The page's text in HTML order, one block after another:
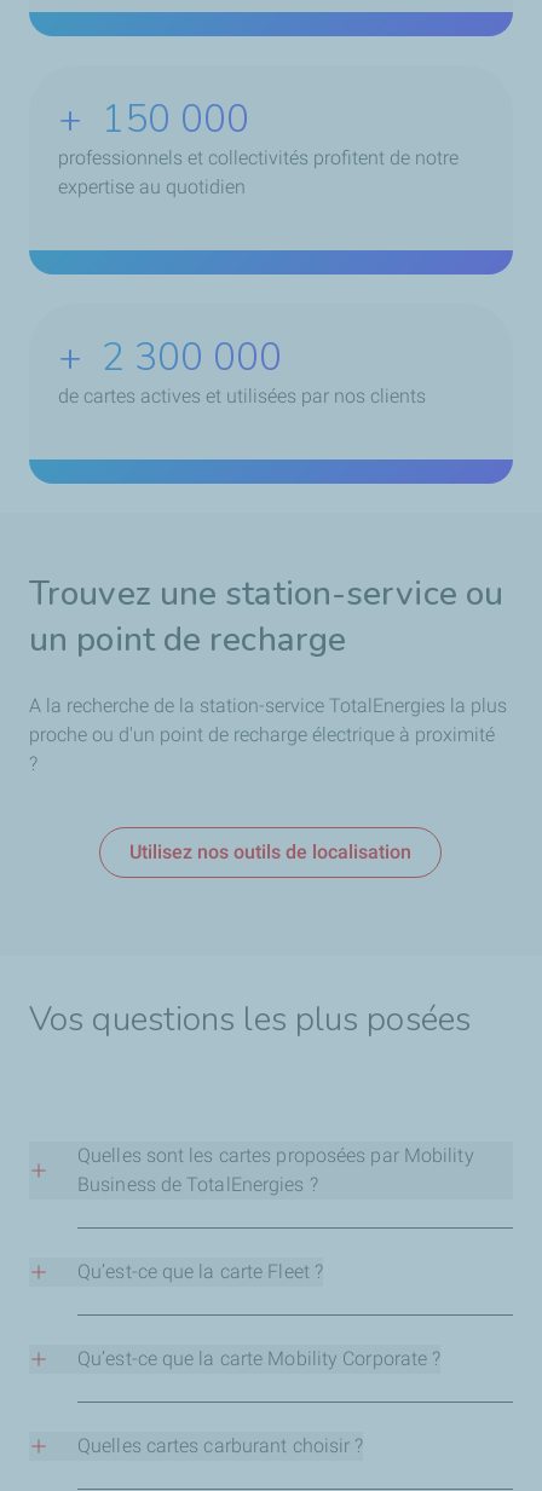
+ 150 000
professionnels et collectivités profitent de notre
expertise au quotidien
+ 2 300 000
de cartes actives et utilisées par nos clients
Trouvez une station-service ou
un point de recharge
A la recherche de la station-service TotalEnergies la plus
proche ou d'un point de recharge électrique à proximité
?
Utilisez nos outils de localisation
Vos questions les plus posées
Quelles sont les cartes proposées par Mobility
Business de TotalEnergies ?
Mobility business propose différentes cartes pour
répondre à vos besoins de mobilité professionnelle :
Carte Fleet:une carte carburantet de recharge
d'entreprise. Elle permet de gérer les dépenses liées
aux carburants, à la recharge électrique, aux péages,
mobilité professionnelle.
Carte Mobility Corporate: une carte de paiement qui
Qu’est-ce que la carte Fleet ?
La carte Fleet est une carte de paiement de carburant
multi-énergies conçue pour les professionnels.
Quels services sont inclus ?
Elle permet de payer les carburants, recharges
Qu’est-ce que la carte Mobility Corporate ?
La carte Mobility Corporate est une solution de paiement
et de
gestion des déplacements professionnels
Quelles cartes carburant choisir ?